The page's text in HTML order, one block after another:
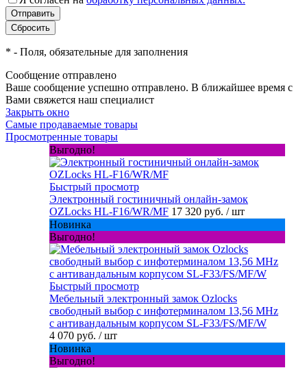
* - Поля, обязательные для заполнения
Сообщение отправлено
Ваше сообщение успешно отправлено. В ближайшее время с
Вами свяжется наш специалист
Закрыть окно
Самые продаваемые товары
Просмотренные товары
Выгодно!
Быстрый просмотр
Электронный гостиничный онлайн-замок
OZLocks HL-F16/WR/MF 17 320 руб. / шт
Новинка
Выгодно!
Быстрый просмотр
Мебельный электронный замок Ozlocks
свободный выбор с инфотерминалом 13,56 MHz
с антивандальным корпусом SL-F33/FS/MF/W
4 070 руб. / шт
Новинка
Выгодно!